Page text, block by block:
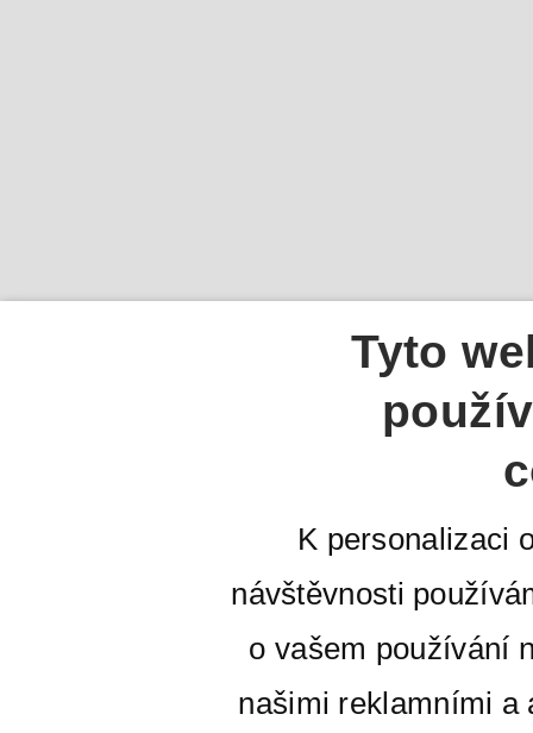
Tyto
K personalizaci
návštěvnosti
o vašem používání
našimi reklamními a